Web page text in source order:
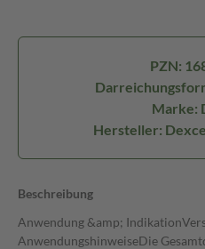
PZN:
Marke:
Hersteller:
Beschreibung
Anwendung &amp;
AnwendungshinweiseDie